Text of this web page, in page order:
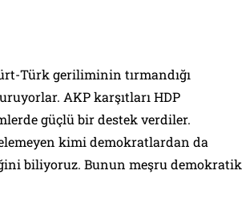
Türk geriliminin tırmandığı
AKP karşıtları HDP
güçlü bir destek verdiler.
kimi demokratlardan da
biliyoruz. Bunun meşru demokratik